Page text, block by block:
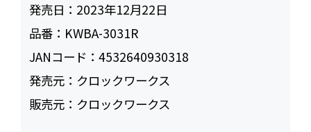
発売日： 2023年12月22日
品番： KWBA-3031R
JANコード：4532640930318
発売元： クロックワークス
販売元： クロックワークス